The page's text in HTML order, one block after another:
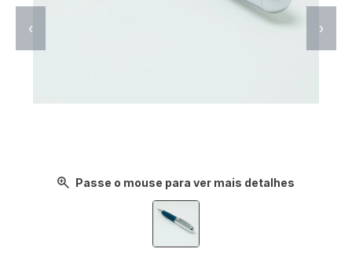
Passe o mouse para ver mais detalhes
‹ ›